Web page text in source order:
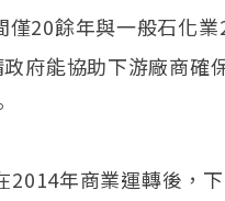
僅20餘年與一般石化
府能協助下游廠商確
2014年商業運轉後，